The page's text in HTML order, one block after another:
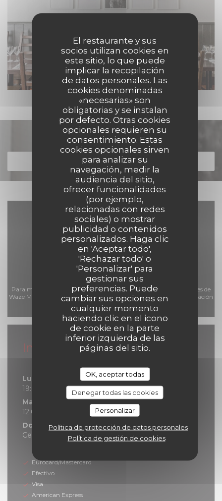
El restaurante y sus
socios utilizan cookies en
este sitio, lo que puede
implicar la recopilación
de datos personales. Las
cookies denominadas
«necesarias» son
obligatorias y se instalan
por defecto. Otras cookies
opcionales requieren su
consentimiento. Estas
cookies opcionales sirven
para analizar su
navegación, medir la
audiencia del sitio,
ofrecer funcionalidades
(por ejemplo,
relacionadas con redes
sociales) o mostrar
publicidad o contenidos
personalizados. Haga clic
en 'Aceptar todo',
'Rechazar todo' o
'Personalizar' para
gestionar sus
preferencias. Puede
cambiar sus opciones en
cualquier momento
haciendo clic en el icono
de cookie en la parte
inferior izquierda de las
páginas del sitio.
OK, aceptar todas
Denegar todas las cookies
Personalizar
Política de protección de datos personales
Política de gestión de cookies
Descubrir nuestra carta
DESCUBRIR NUESTRA CARTA
Para mostrar el mapa interactivo de Waze, debe aceptar las cookies de
Waze Map (Google). Estas cookies pueden recopilar datos de navegación
y ubicación.
Permitir
Información general
Lunes
19:00 - 21:30
Mar
12:00 - 14:00
19:00 - 21:30
Domingo
Cerrado
Eurocard/Mastercard
Efectivo
Visa
American Express